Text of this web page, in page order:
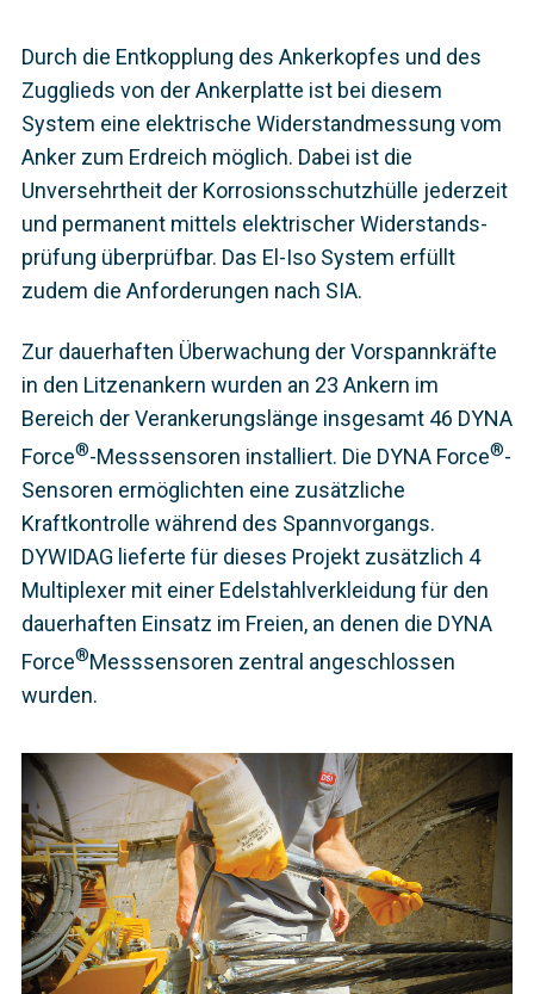
Durch die Entkopplung des Ankerkopfes und des
Zugglieds von der Ankerplatte ist bei diesem
System eine elektrische Widerstandmessung vom
Anker zum Erdreich möglich. Dabei ist die
Unversehrtheit der Korrosionsschutzhülle jederzeit
und permanent mittels elektrischer Widerstands­
prüfung überprüfbar. Das El-Iso System erfüllt
zudem die Anforderungen nach SIA.
Zur dauerhaften Überwachung der Vorspann­kräfte
in den Litzenankern wurden an 23 Ankern im
Bereich der Verankerungslänge insgesamt 46 DYNA
Force®-Messsensoren installiert. Die DYNA Force®-
Sensoren ermöglichten eine zusätzliche
Kraftkontrolle während des Spannvorgangs.
DYWIDAG lieferte für dieses Projekt zusätzlich 4
Multiplexer mit einer Edelstahlverkleidung für den
dauerhaften Einsatz im Freien, an denen die DYNA
Force®­Messsensoren zentral angeschlossen
wurden.